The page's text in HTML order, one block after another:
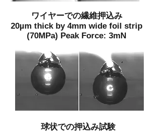
ワイヤーでの繊維押込み
20µm thick by 4mm wide foil strip
(70MPa) Peak Force: 3mN
球状での押込み試験